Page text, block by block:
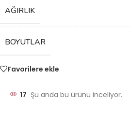
AĞIRLIK
BOYUTLAR
Favorilere ekle
17 Şu anda bu ürünü inceliyor.